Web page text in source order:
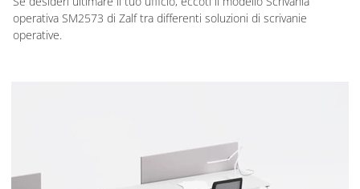
operativa SM2573 di Zalf tra differenti soluzioni di scrivanie
operative.